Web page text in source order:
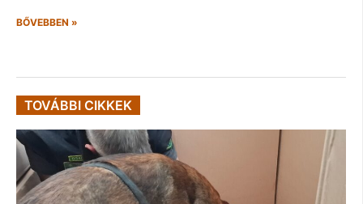
BŐVEBBEN »
TOVÁBBI CIKKEK